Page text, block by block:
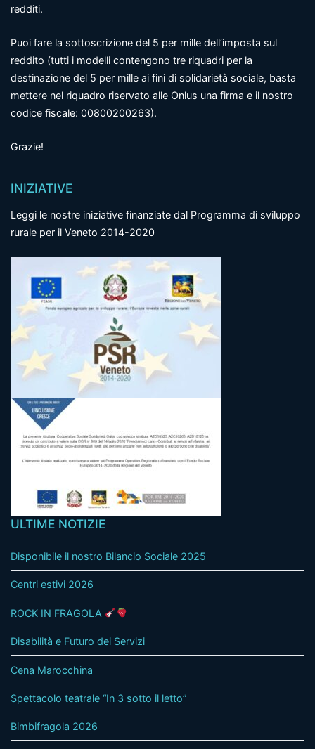
redditi.
Puoi fare la sottoscrizione del 5 per mille dell’imposta sul
reddito (tutti i modelli contengono tre riquadri per la
destinazione del 5 per mille ai fini di solidarietà sociale, basta
mettere nel riquadro riservato alle Onlus una firma e il nostro
codice fiscale: 00800200263).
Grazie!
INIZIATIVE
Leggi le nostre iniziative finanziate dal Programma di sviluppo
rurale per il Veneto 2014-2020
ULTIME NOTIZIE
Disponibile il nostro Bilancio Sociale 2025
Centri estivi 2026
ROCK IN FRAGOLA
Disabilità e Futuro dei Servizi
Cena Marocchina
Spettacolo teatrale “In 3 sotto il letto”
Bimbifragola 2026